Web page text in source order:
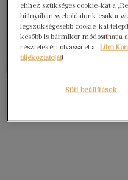
ehhez szükséges cookie-kat a
hiányában weboldalunk csak a
legszükségesebb cookie-kat
később is bármikor módosíthatja
részletekért olvassa el a
Libri
tájékoztatóját!
Süti beállítások